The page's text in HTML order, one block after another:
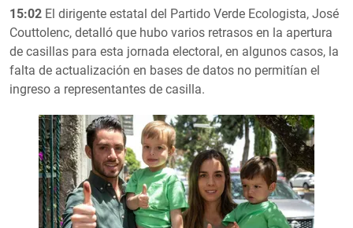
15:02 El dirigente estatal del Partido Verde Ecologista, José
Couttolenc, detalló que hubo varios retrasos en la apertura
de casillas para esta jornada electoral, en algunos casos, la
falta de actualización en bases de datos no permitían el
ingreso a representantes de casilla.